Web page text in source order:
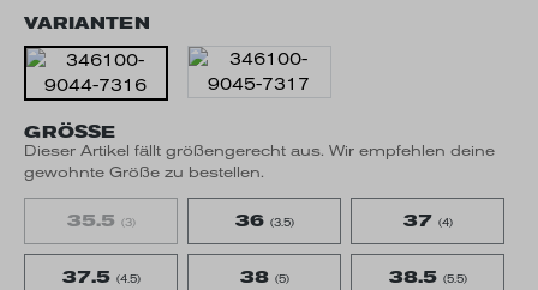
VARIANTEN
GRÖSSE
Dieser Artikel fällt größengerecht aus. Wir empfehlen deine
gewohnte Größe zu bestellen.
35.5 (3) 36 (3.5) 37 (4)
37.5 (4.5) 38 (5) 38.5 (5.5)